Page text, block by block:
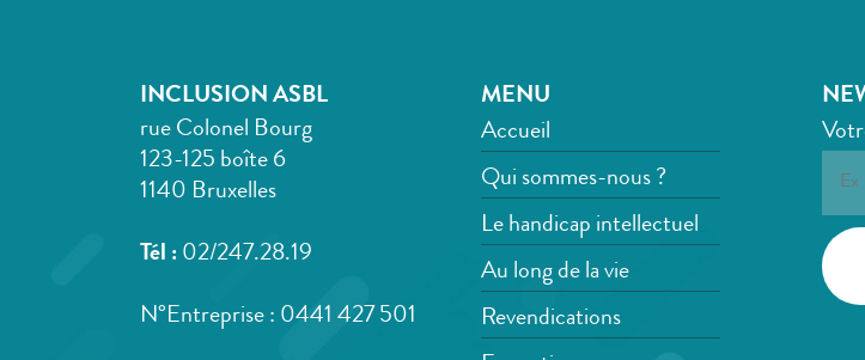
INCLUSION ASBL
rue Colonel Bourg
123-125 boîte 6
1140 Bruxelles
Tél : 02/247.28.19
N°Entreprise : 0441 427 501
MENU
Accueil
Qui sommes-nous ?
Le handicap intellectuel
Au long de la vie
Revendications